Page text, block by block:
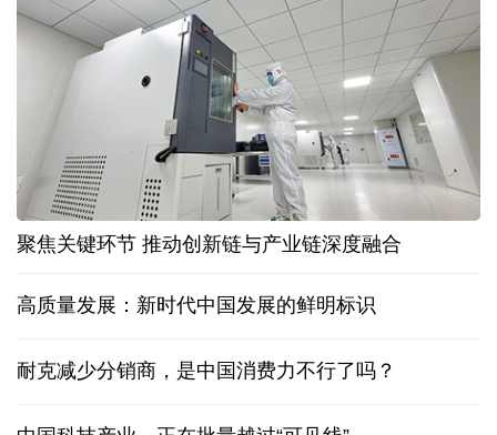
聚焦关键环节 推动创新链与产业链深度融合
高质量发展：新时代中国发展的鲜明标识
耐克减少分销商，是中国消费力不行了吗？